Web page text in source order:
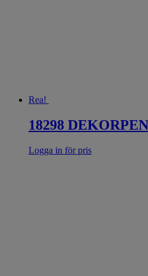
Rea!
18298
Logga in för pris